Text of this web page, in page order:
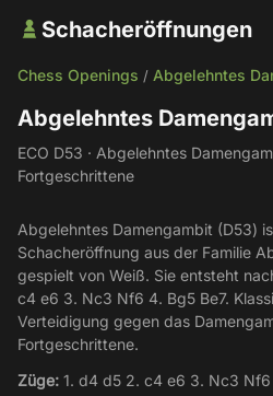
Schacheröffnungen
Chess Openings / Abgelehntes
Abgelehntes
ECO D53 · Abgelehntes
Fortgeschrittene
Abgelehntes Damengambit (D53)
Schacheröffnung aus der Familie
gespielt von Weiß. Sie entsteht
c4 e6 3. Nc3 Nf6 4. Bg5 Be7.
Verteidigung gegen das
Fortgeschrittene.
Züge: 1. d4 d5 2. c4 e6 3. Nc3 Nf6